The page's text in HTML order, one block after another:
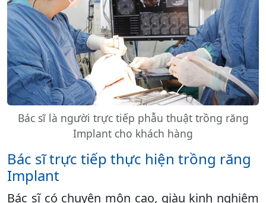
Bác sĩ là người trực tiếp phẫu thuật trồng răng
Implant cho khách hàng
Bác sĩ trực tiếp thực hiện trồng răng
Implant
Bác sĩ có chuyên môn cao, giàu kinh nghiệm